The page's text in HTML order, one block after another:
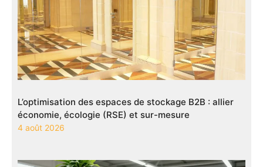
L’optimisation des espaces de stockage B2B : allier
économie, écologie (RSE) et sur-mesure
4 août 2026